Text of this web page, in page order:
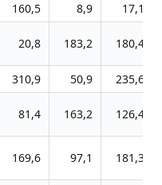
160,5 8,9
17,1
20,8 183,2 180,4
310,9 50,9
235,6
81,4 163,2 126,4
169,6 97,1 181,3